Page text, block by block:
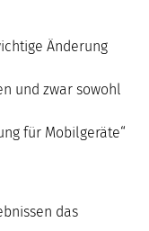
Änderung
und zwar sowohl
für Mobilgeräte“
das